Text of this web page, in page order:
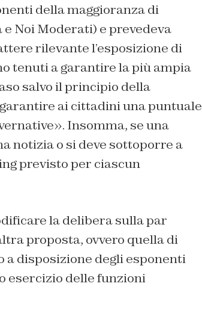
della maggioranza di
Noi Moderati) e prevedeva
rilevante l’esposizione di
tenuti a garantire la più ampia
salvo il principio della
ai cittadini una puntuale
Insomma, se una
notizia o si deve sottoporre a
previsto per ciascun
la delibera sulla par
proposta, ovvero quella di
a disposizione degli esponenti
esercizio delle funzioni